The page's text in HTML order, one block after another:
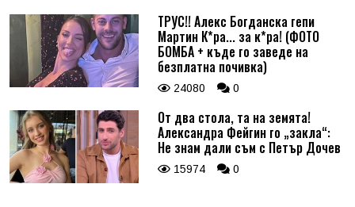
ТРУС!! Алекс Богданска гепи
Мартин К*ра... за к*ра! (ФОТО
БОМБА + къде го заведе на
безплатна почивка)
24080 0
От два стола, та на земята!
Александра Фейгин го „закла“:
Не знам дали съм с Петър Дочев
15974 0